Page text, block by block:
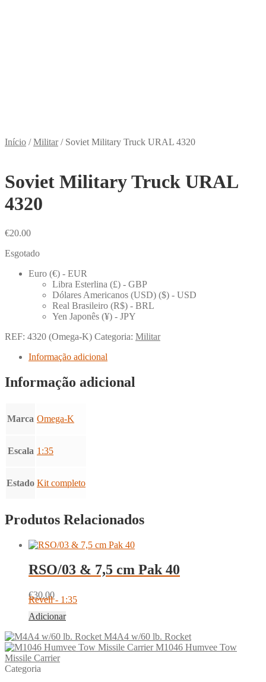
Início /Militar/ Soviet Military Truck URAL 4320
Soviet Military Truck URAL
4320
€20.00
Esgotado
Euro (€) - EUR
Libra Esterlina (£) - GBP
Dólares Americanos (USD) ($) - USD
Real Brasileiro (R$) - BRL
Yen Japonês (¥) - JPY
REF: 4320 (Omega-K) Categoria: Militar
Informação adicional
Informação adicional
Marca Omega-K
Escala 1:35
Estado Kit completo
Produtos Relacionados
RSO/03 & 7,5 cm Pak 40
€30.00
Revell - 1:35
Adicionar
M4A4 w/60 lb. Rocket
M1046 Humvee Tow
Missile Carrier
Categoria